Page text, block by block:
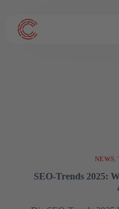
NEWS ,
SEO-Trends 2025: